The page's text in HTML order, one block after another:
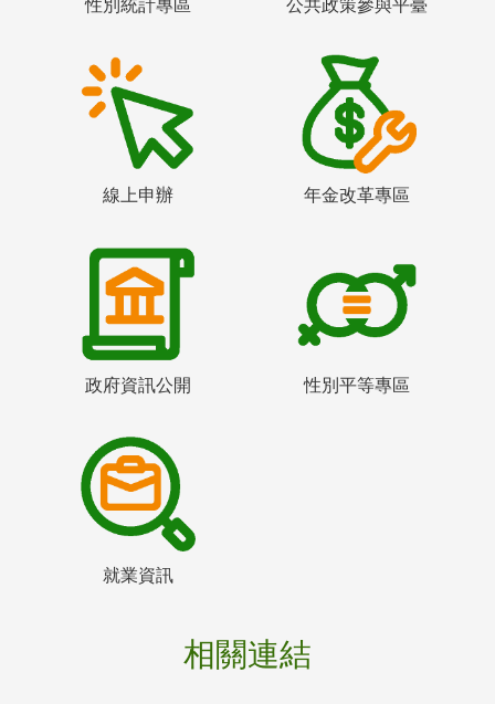
性別統計專區 公共政策參與平臺
線上申辦 年金改革專區
政府資訊公開 性別平等專區
就業資訊
相關連結